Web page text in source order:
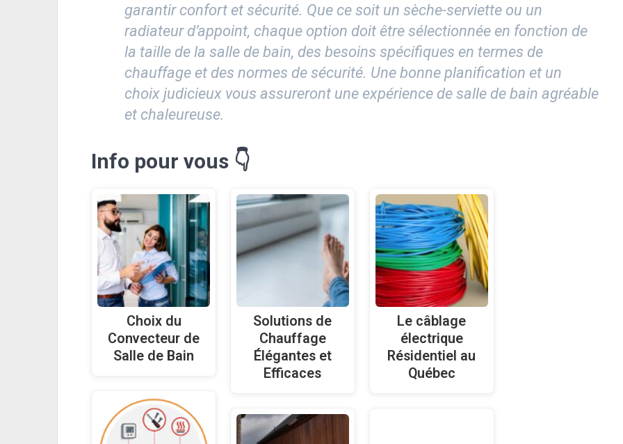
garantir confort et sécurité. Que ce soit un sèche-serviette ou un
radiateur d’appoint, chaque option doit être sélectionnée en fonction de
la taille de la salle de bain, des besoins spécifiques en termes de
chauffage et des normes de sécurité. Une bonne planification et un
choix judicieux vous assureront une expérience de salle de bain agréable
et chaleureuse.
Info pour vous 👇
Choix du
Convecteur de
Salle de Bain
Solutions de
Chauffage
Élégantes et
Efficaces
Le câblage
électrique
Résidentiel au
Québec